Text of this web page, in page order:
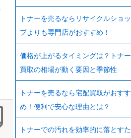
トナーを売るならリサイクルショッ
プよりも専門店がおすすめ！
価格が上がるタイミングは？トナー
買取の相場が動く要因と季節性
トナーを売るなら宅配買取がおすす
め！便利で安心な理由とは？
トナーでの汚れを効率的に落とすた